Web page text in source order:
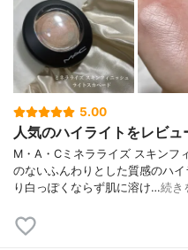
5.00
人気のハイライトをレビュ
M・A・Cミネラライズ スキンフ
のないふんわりとした質感のハ
り白っぽくならず肌に溶け…続き